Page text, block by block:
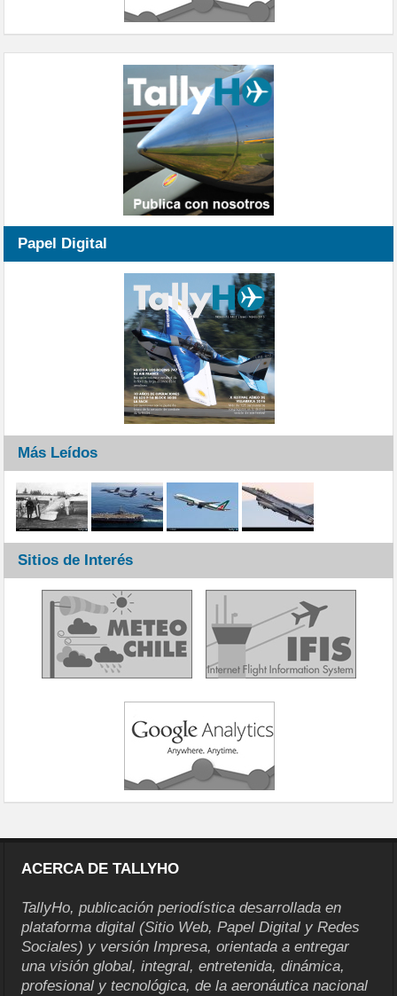
Papel Digital
Más Leídos
Sitios de Interés
ACERCA DE TALLYHO
TallyHo, publicación periodística desarrollada en
plataforma digital (Sitio Web, Papel Digital y Redes
Sociales) y versión Impresa, orientada a entregar
una visión global, integral, entretenida, dinámica,
profesional y tecnológica, de la aeronáutica nacional